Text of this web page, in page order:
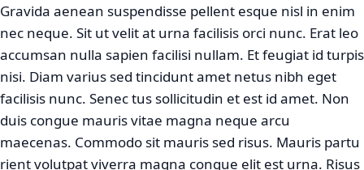
Gravida aenean suspendisse pellent esque nisl in enim
nec neque. Sit ut velit at urna facilisis orci nunc. Erat leo
accumsan nulla sapien facilisi nullam. Et feugiat id turpis
nisi. Diam varius sed tincidunt amet netus nibh eget
facilisis nunc. Senec tus sollicitudin et est id amet. Non
duis congue mauris vitae magna neque arcu
maecenas. Commodo sit mauris sed risus. Mauris partu
rient volutpat viverra magna congue elit est urna. Risus